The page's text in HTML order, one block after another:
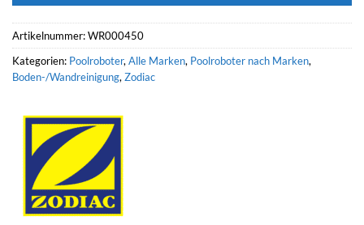
Artikelnummer:WR000450
Kategorien: Poolroboter, Alle Marken, Poolroboter nach Marken,
Boden-/Wandreinigung, Zodiac